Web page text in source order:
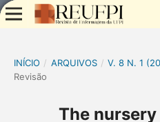
INÍCIO / ARQUIVOS / V. 8 N. 1
Revisão
The